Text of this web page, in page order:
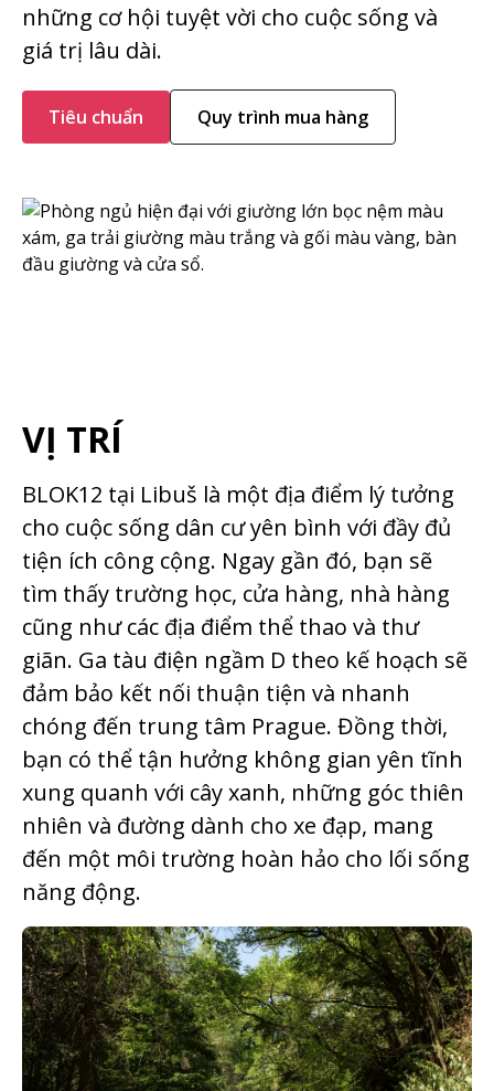
những cơ hội tuyệt vời cho cuộc sống và
giá trị lâu dài.
Tiêu chuẩn Quy trình mua hàng
VỊ TRÍ
BLOK12 tại Libuš là một địa điểm lý tưởng
cho cuộc sống dân cư yên bình với đầy đủ
tiện ích công cộng. Ngay gần đó, bạn sẽ
tìm thấy trường học, cửa hàng, nhà hàng
cũng như các địa điểm thể thao và thư
giãn. Ga tàu điện ngầm D theo kế hoạch sẽ
đảm bảo kết nối thuận tiện và nhanh
chóng đến trung tâm Prague. Đồng thời,
bạn có thể tận hưởng không gian yên tĩnh
xung quanh với cây xanh, những góc thiên
nhiên và đường dành cho xe đạp, mang
đến một môi trường hoàn hảo cho lối sống
năng động.